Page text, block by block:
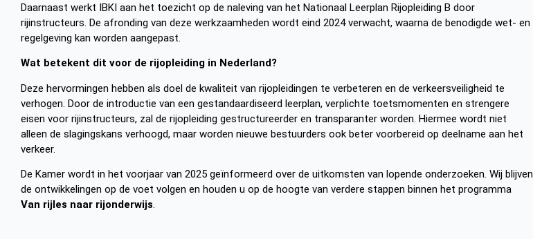
Daarnaast werkt IBKI aan het toezicht op de naleving van het Nationaal Leerplan Rijopleiding B door
rijinstructeurs. De afronding van deze werkzaamheden wordt eind 2024 verwacht, waarna de benodigde wet- en
regelgeving kan worden aangepast.
Wat betekent dit voor de rijopleiding in Nederland?
Deze hervormingen hebben als doel de kwaliteit van rijopleidingen te verbeteren en de verkeersveiligheid te
verhogen. Door de introductie van een gestandaardiseerd leerplan, verplichte toetsmomenten en strengere
eisen voor rijinstructeurs, zal de rijopleiding gestructureerder en transparanter worden. Hiermee wordt niet
alleen de slagingskans verhoogd, maar worden nieuwe bestuurders ook beter voorbereid op deelname aan het
verkeer.
De Kamer wordt in het voorjaar van 2025 geïnformeerd over de uitkomsten van lopende onderzoeken. Wij blijven
de ontwikkelingen op de voet volgen en houden u op de hoogte van verdere stappen binnen het programma
Van rijles naar rijonderwijs.